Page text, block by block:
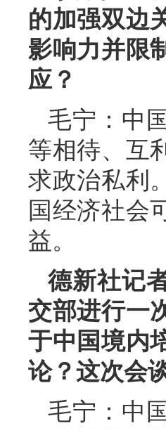
的加强双边
影响力并限
应？
毛宁：中
等相待、互
求政治私利
国经济社会
益。
德新社记
交部进行一
于中国境内
论？这次会
毛宁：中